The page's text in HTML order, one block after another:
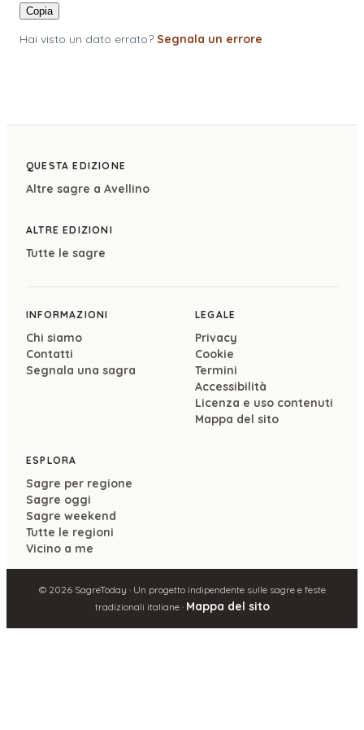
Copia
Hai visto un dato errato? Segnala un errore
QUESTA EDIZIONE
Altre sagre a Avellino
ALTRE EDIZIONI
Tutte le sagre
INFORMAZIONI
Chi siamo
Contatti
Segnala una sagra
LEGALE
Privacy
Cookie
Termini
Accessibilità
Licenza e uso contenuti
Mappa del sito
ESPLORA
Sagre per regione
Sagre oggi
Sagre weekend
Tutte le regioni
Vicino a me
© 2026SagreToday · Un progetto indipendente sulle sagre e feste
tradizionali italiane · Mappa del sito